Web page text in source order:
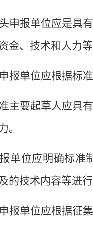
申报单位应是具
金、技术和人力
报单位应根据标
主要起草人应具
。
单位应明确标准
的技术内容等进行
报单位应根据征